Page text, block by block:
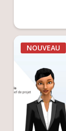
NOUVEAU